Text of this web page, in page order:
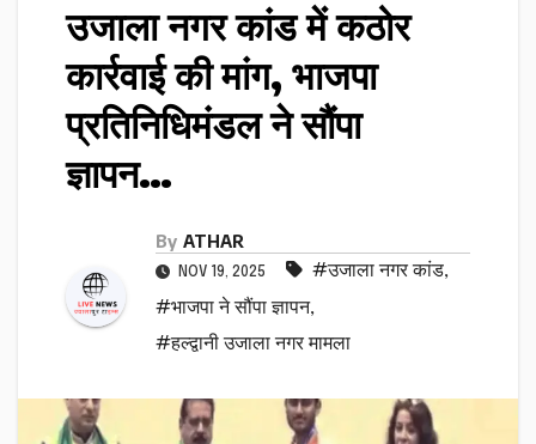
उजाला नगर कांड में कठोर
कार्रवाई की मांग, भाजपा
प्रतिनिधिमंडल ने सौंपा
ज्ञापन…
By ATHAR
NOV 19, 2025 #उजाला नगर कांड,
#भाजपा ने सौंपा ज्ञापन,
#हल्द्वानी उजाला नगर मामला